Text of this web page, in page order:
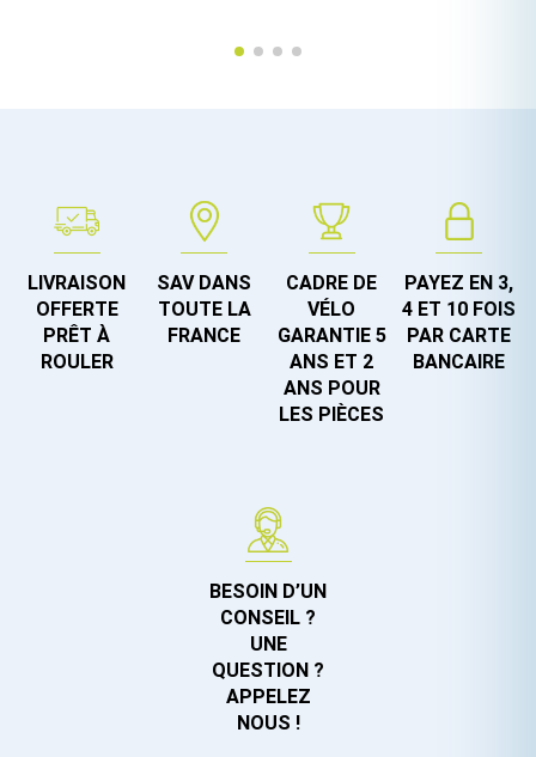
LIVRAISON
OFFERTE
PRÊT À
ROULER
SAV DANS
TOUTE LA
FRANCE
CADRE DE
VÉLO
GARANTIE 5
ANS ET 2
ANS POUR
LES PIÈCES
PAYEZ EN 3,
4 ET 10 FOIS
PAR CARTE
BANCAIRE
BESOIN D’UN
CONSEIL ?
UNE
QUESTION ?
APPELEZ
NOUS !